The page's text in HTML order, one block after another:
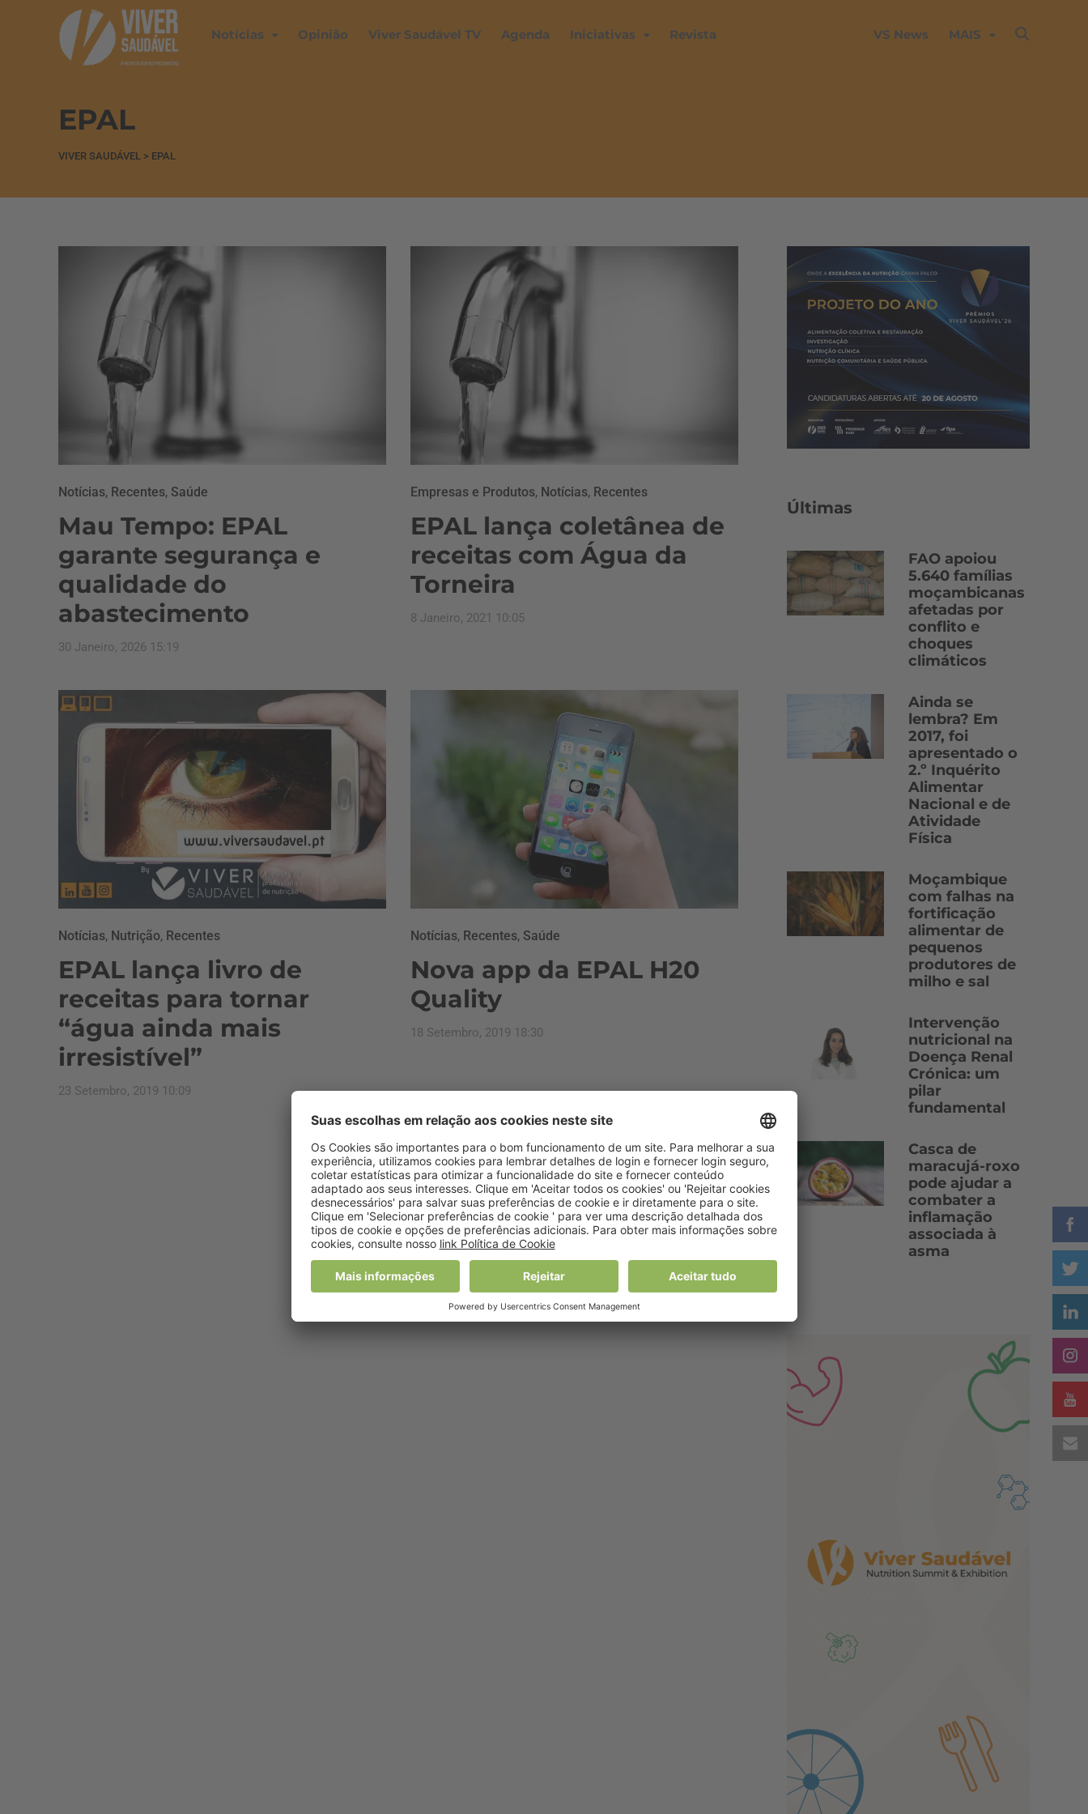
Notícias Opinião Viver Saudável TV Agenda Iniciativas Revista VS News MAIS
EPAL
VIVER SAUDÁVEL > EPAL
Notícias, Recentes, Saúde
Mau Tempo: EPAL
garante segurança e
qualidade do
abastecimento
30 Janeiro, 2026 15:19
Empresas e Produtos, Notícias, Recentes
EPAL lança coletânea de
receitas com Água da
Torneira
8 Janeiro, 2021 10:05
Notícias, Nutrição, Recentes
EPAL lança livro de
receitas para tornar
“água ainda mais
irresistível”
23 Setembro, 2019 10:09
Notícias, Recentes, Saúde
Nova app da EPAL H20
Quality
18 Setembro, 2019 18:30
Últimas
FAO apoiou
5.640 famílias
moçambicanas
afetadas por
conflito e
choques
climáticos
Ainda se
lembra? Em
2017, foi
apresentado o
2.º Inquérito
Alimentar
Nacional e de
Atividade
Física
Moçambique
com falhas na
fortificação
alimentar de
pequenos
produtores de
milho e sal
Intervenção
nutricional na
Doença Renal
Crónica: um
pilar
fundamental
Casca de
maracujá-roxo
pode ajudar a
combater a
inflamação
associada à
asma